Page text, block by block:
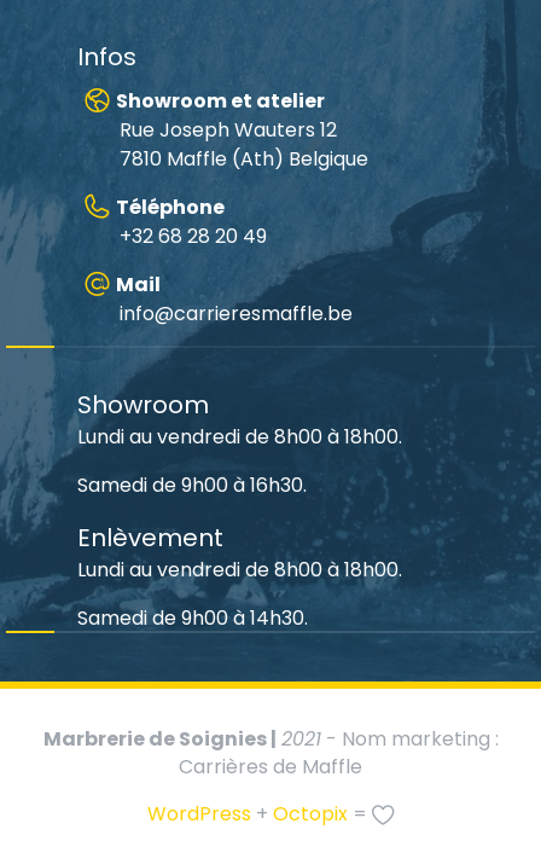
Infos
Showroom et atelier
Rue Joseph Wauters 12
7810 Maffle (Ath) Belgique
Téléphone
+32 68 28 20 49
Mail
info@carrieresmaffle.be
Showroom
Lundi au vendredi de 8h00 à 18h00.
Samedi de 9h00 à 16h30.
Enlèvement
Lundi au vendredi de 8h00 à 18h00.
Samedi de 9h00 à 14h30.
Marbrerie de Soignies | 2021- Nom marketing :
Carrières de Maffle
WordPress+ Octopix=